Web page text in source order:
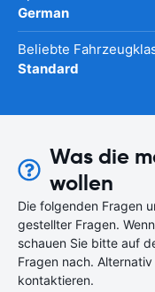
German
Beliebte
Standard
Was die
wollen
Die folgenden Fragen
gestellter Fragen.
schauen Sie bitte auf
Fragen nach.
kontaktieren.